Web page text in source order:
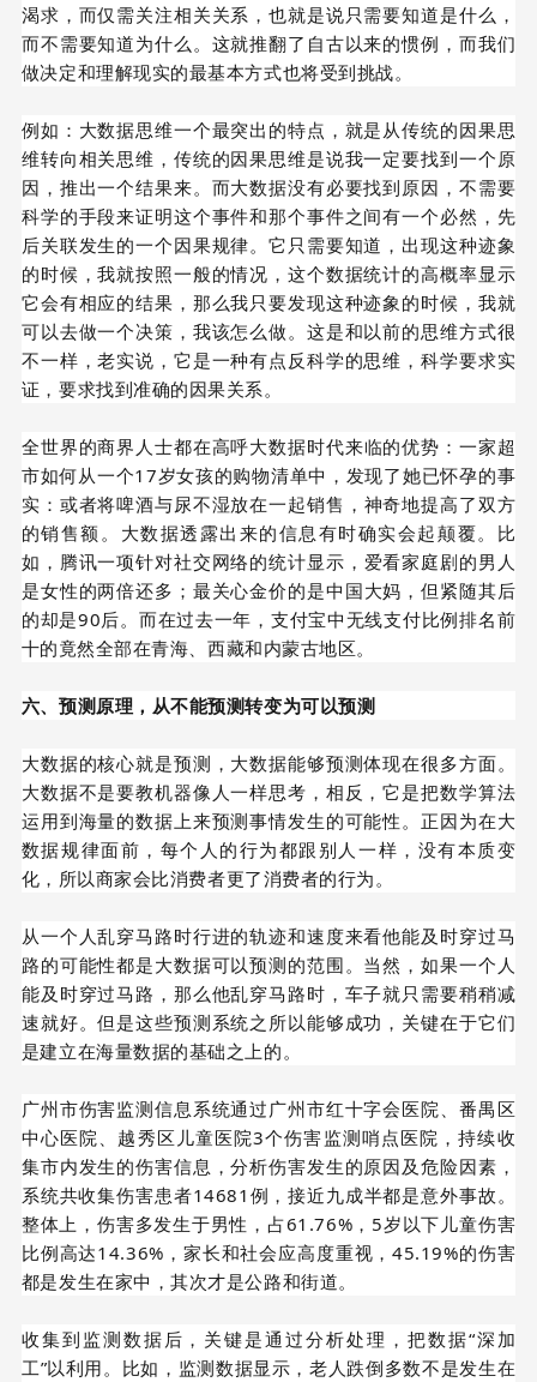
渴求，而仅需关注相关关系，也就是说只需要知道是什么，
而不需要知道为什么。这就推翻了自古以来的惯例，而我们
做决定和理解现实的最基本方式也将受到挑战。
例如：大数据思维一个最突出的特点，就是从传统的因果思
维转向相关思维，传统的因果思维是说我一定要找到一个原
因，推出一个结果来。而大数据没有必要找到原因，不需要
科学的手段来证明这个事件和那个事件之间有一个必然，先
后关联发生的一个因果规律。它只需要知道，出现这种迹象
的时候，我就按照一般的情况，这个数据统计的高概率显示
它会有相应的结果，那么我只要发现这种迹象的时候，我就
可以去做一个决策，我该怎么做。这是和以前的思维方式很
不一样，老实说，它是一种有点反科学的思维，科学要求实
证，要求找到准确的因果关系。
全世界的商界人士都在高呼大数据时代来临的优势：一家超
市如何从一个17岁女孩的购物清单中，发现了她已怀孕的事
实：或者将啤酒与尿不湿放在一起销售，神奇地提高了双方
的销售额。大数据透露出来的信息有时确实会起颠覆。比
如，腾讯一项针对社交网络的统计显示，爱看家庭剧的男人
是女性的两倍还多；最关心金价的是中国大妈，但紧随其后
的却是90后。而在过去一年，支付宝中无线支付比例排名前
十的竟然全部在青海、西藏和内蒙古地区。
六、预测原理，从不能预测转变为可以预测
大数据的核心就是预测，大数据能够预测体现在很多方面。
大数据不是要教机器像人一样思考，相反，它是把数学算法
运用到海量的数据上来预测事情发生的可能性。正因为在大
数据规律面前，每个人的行为都跟别人一样，没有本质变
化，所以商家会比消费者更了消费者的行为。
从一个人乱穿马路时行进的轨迹和速度来看他能及时穿过马
路的可能性都是大数据可以预测的范围。当然，如果一个人
能及时穿过马路，那么他乱穿马路时，车子就只需要稍稍减
速就好。但是这些预测系统之所以能够成功，关键在于它们
是建立在海量数据的基础之上的。
广州市伤害监测信息系统通过广州市红十字会医院、番禺区
中心医院、越秀区儿童医院3个伤害监测哨点医院，持续收
集市内发生的伤害信息，分析伤害发生的原因及危险因素，
系统共收集伤害患者14681例，接近九成半都是意外事故。
整体上，伤害多发生于男性，占61.76%，5岁以下儿童伤害
比例高达14.36%，家长和社会应高度重视，45.19%的伤害
都是发生在家中，其次才是公路和街道。
收集到监测数据后，关键是通过分析处理，把数据“深加
工”以利用。比如，监测数据显示，老人跌倒多数不是发生在